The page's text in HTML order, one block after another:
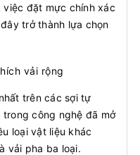
đặt mực chính xác
trở thành lựa chọn
vải rộng
trên các sợi tự
công nghệ đã mở
loại vật liệu khác
vải pha ba loại.